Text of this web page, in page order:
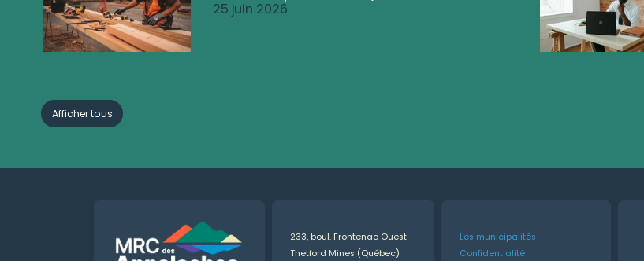
25 juin 2026
Afficher tous
233, boul. Frontenac Ouest
Thetford Mines (Québec)
Les municipalités
Confidentialité